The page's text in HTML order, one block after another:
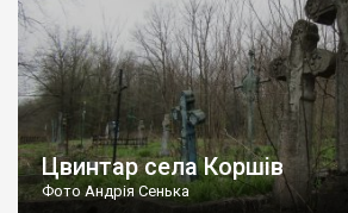
Цвинтар села Коршів
Фото Андрія Сенька